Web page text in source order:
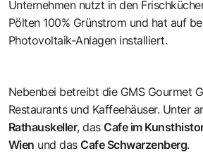
Unternehmen nutzt in den
Pölten 100% Grünstrom und hat auf
Photovoltaik-Anlagen installiert.
Nebenbei betreibt die GMS Gourmet
Restaurants und Kaffeehäuser. Unter
Rathauskeller, dasCafe im
Wien und dasCafe Schwarzenberg.